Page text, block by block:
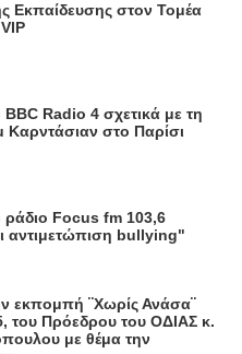
Εκπαίδευσης στον Τομέα
BBC Radio 4 σχετικά με τη
Καρντάσιαν στο Παρίσι
ράδιο Focus fm 103,6
αντιμετώπιση bullying"
εκπομπή ¨Χωρίς Ανάσα¨
του Πρόεδρου του ΟΔΙΑΣ κ.
με θέμα την